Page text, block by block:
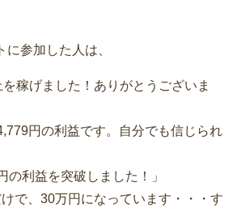
参加した人は、
を稼げました！ありがとうございま
円の利益です。自分でも信じられ
の利益を突破しました！」
けで、30万円になっています・・・す